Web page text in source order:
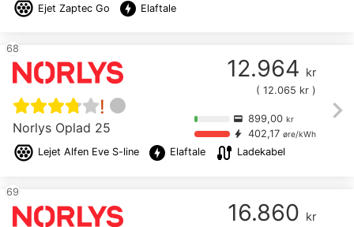
Ejet Zaptec Go offline_bolt Elaftale
chevron_right
68
!
Norlys Oplad 25
Lejet Alfen Eve S-line offline_bolt Elaftale cable Ladekabel
12.964 kr
( 12.065 kr )
credit_card 899,00 kr
bolt 402,17 øre/kWh
69
16.860 kr